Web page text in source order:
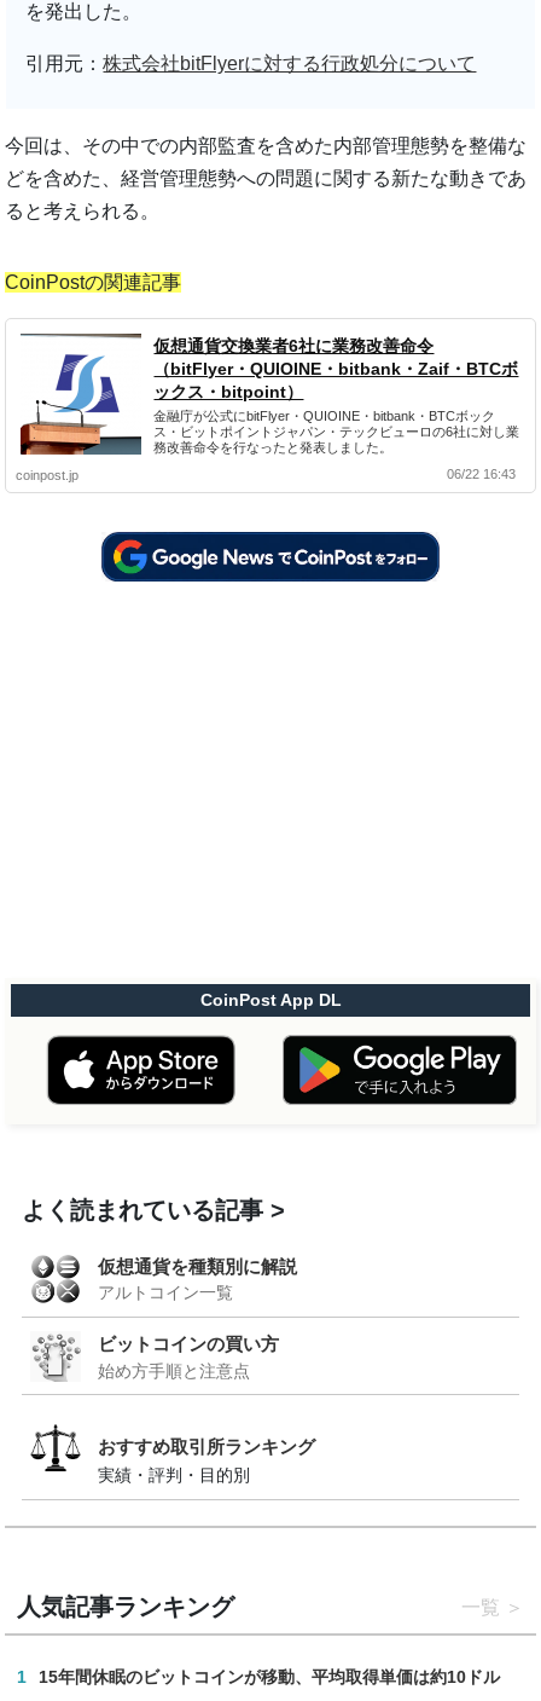
を発出した。
引用元：株式会社bitFlyerに対する行政処分について
今回は、その中での内部監査を含めた内部管理態勢を整備な
どを含めた、経営管理態勢への問題に関する新たな動きであ
ると考えられる。
CoinPostの関連記事
仮想通貨交換業者6社に業務改善命令
（bitFlyer・QUIOINE・bitbank・Zaif・BTCボ
ックス・bitpoint）
金融庁が公式にbitFlyer・QUIOINE・bitbank・BTCボック
ス・ビットポイントジャパン・テックビューロの6社に対し業
務改善命令を行なったと発表しました。
coinpost.jp
06/22 16:43
CoinPost App DL
よく読まれている記事
仮想通貨を種類別に解説
アルトコイン一覧
ビットコインの買い方
始め方手順と注意点
おすすめ取引所ランキング
実績・評判・目的別
人気記事ランキング 一覧
1 15年間休眠のビットコインが移動、平均取得単価は約10ドル